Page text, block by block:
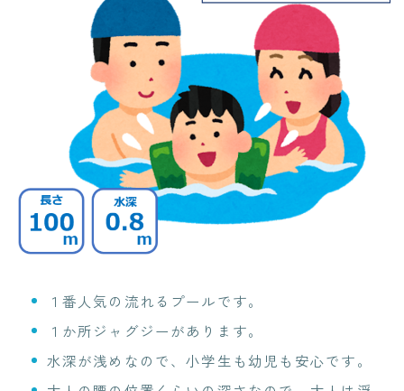
１番人気の流れるプールです。
１か所ジャグジーがあります。
水深が浅めなので、小学生も幼児も安心です。